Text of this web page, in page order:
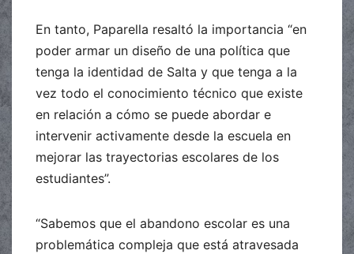
En tanto, Paparella resaltó la importancia “en
poder armar un diseño de una política que
tenga la identidad de Salta y que tenga a la
vez todo el conocimiento técnico que existe
en relación a cómo se puede abordar e
intervenir activamente desde la escuela en
mejorar las trayectorias escolares de los
estudiantes”.
“Sabemos que el abandono escolar es una
problemática compleja que está atravesada